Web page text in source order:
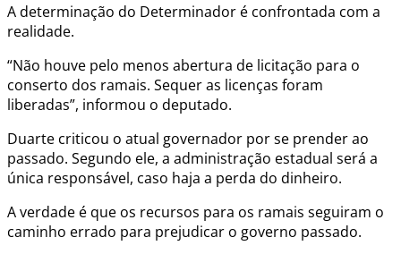
A determinação do Determinador é confrontada com a
realidade.
“Não houve pelo menos abertura de licitação para o
conserto dos ramais. Sequer as licenças foram
liberadas”, informou o deputado.
Duarte criticou o atual governador por se prender ao
passado. Segundo ele, a administração estadual será a
única responsável, caso haja a perda do dinheiro.
A verdade é que os recursos para os ramais seguiram o
caminho errado para prejudicar o governo passado.